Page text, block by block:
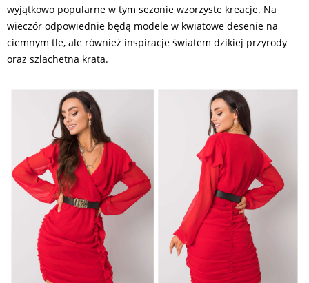
wyjątkowo popularne w tym sezonie wzorzyste kreacje. Na
wieczór odpowiednie będą modele w kwiatowe desenie na
ciemnym tle, ale również inspiracje światem dzikiej przyrody
oraz szlachetna krata.